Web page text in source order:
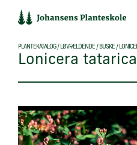
indholdet
PLANTEKATALOG/ LØVFÆLDENDE / BUSKE /
Lonicera tatarica